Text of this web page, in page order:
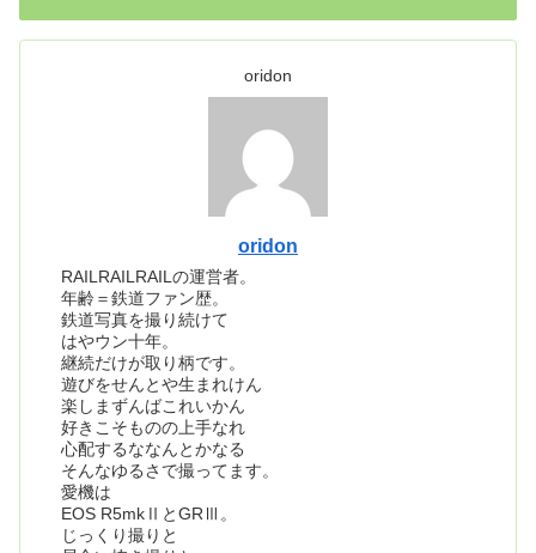
oridon
oridon
RAILRAILRAILの運営者。
年齢＝鉄道ファン歴。
鉄道写真を撮り続けて
はやウン十年。
継続だけが取り柄です。
遊びをせんとや生まれけん
楽しまずんばこれいかん
好きこそものの上手なれ
心配するななんとかなる
そんなゆるさで撮ってます。
愛機は
EOS R5mkⅡとGRⅢ。
じっくり撮りと